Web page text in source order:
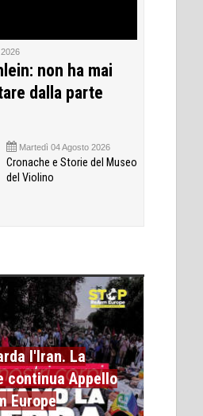
non ha mai
dalla parte
Martedì 04 Agosto 2026
Cronache e Storie del Museo
del Violino
l'Iran. La
continua Appello
Europe